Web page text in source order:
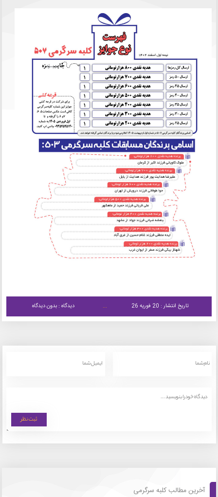
تاریخ انتشار : 20 فوریه 26 دیدگاه : بدون دیدگاه
آخرین مطالب کلبه سرگرمی